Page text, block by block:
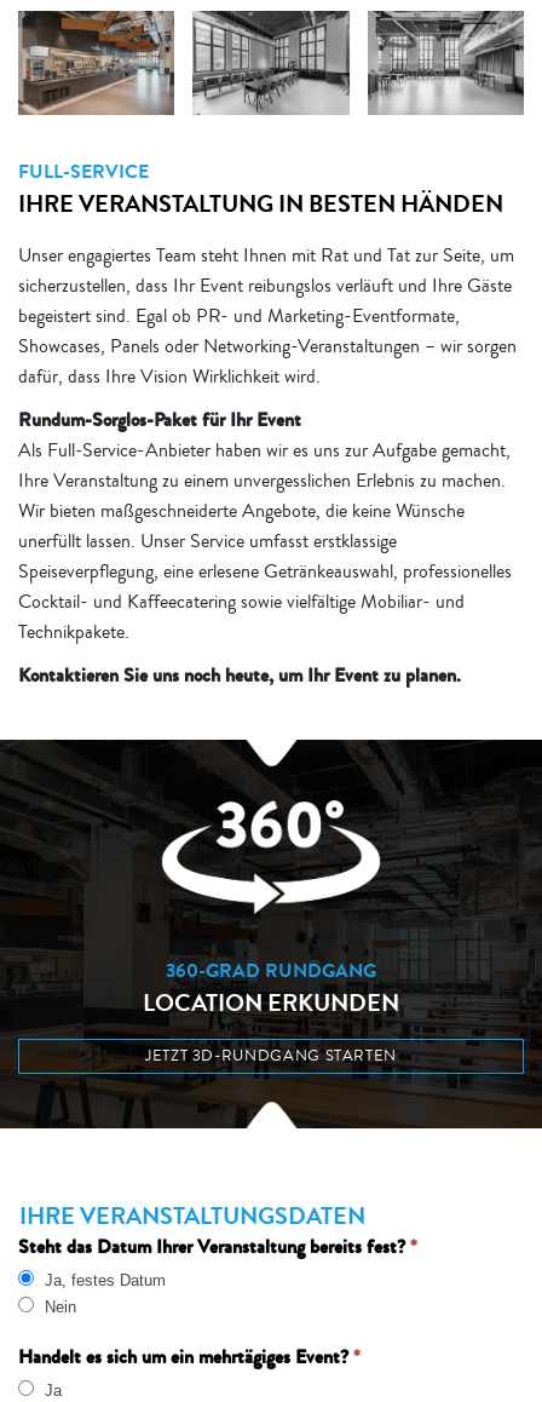
FULL-SERVICE
IHRE VERANSTALTUNG IN BESTEN HÄNDEN
Unser engagiertes Team steht Ihnen mit Rat und Tat zur Seite, um
sicherzustellen, dass Ihr Event reibungslos verläuft und Ihre Gäste
begeistert sind. Egal ob PR- und Marketing-Eventformate,
Showcases, Panels oder Networking-Veranstaltungen – wir sorgen
dafür, dass Ihre Vision Wirklichkeit wird.
Rundum-Sorglos-Paket für Ihr Event
Als Full-Service-Anbieter haben wir es uns zur Aufgabe gemacht,
Ihre Veranstaltung zu einem unvergesslichen Erlebnis zu machen.
Wir bieten maßgeschneiderte Angebote, die keine Wünsche
unerfüllt lassen. Unser Service umfasst erstklassige
Speiseverpflegung, eine erlesene Getränkeauswahl, professionelles
Cocktail- und Kaffeecatering sowie vielfältige Mobiliar- und
Technikpakete.
Kontaktieren Sie uns noch heute, um Ihr Event zu planen.
360-GRAD RUNDGANG
LOCATION ERKUNDEN
JETZT 3D-RUNDGANG STARTEN
Anfrage
DE
Du
menschlich
lasse
Feld
leer.
IHRE VERANSTALTUNGSDATEN
Steht das Datum Ihrer Veranstaltung bereits fest?*
Ja, festes Datum
Nein
Handelt es sich um ein mehrtägiges Event?*
Ja